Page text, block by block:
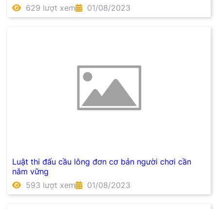
629 lượt xem
01/08/2023
Luật thi đấu cầu lông đơn cơ bản người chơi cần
nắm vững
593 lượt xem
01/08/2023